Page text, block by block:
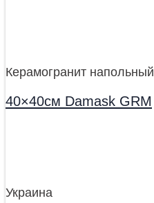
Керамогранит напольный
40×40см Damask GRM
Украина